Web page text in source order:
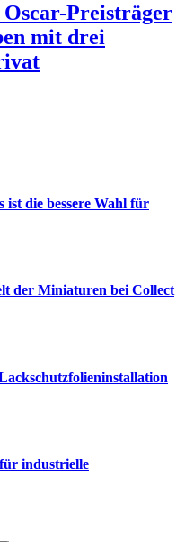
Preisträger
mit drei
ist die bessere Wahl für
der Miniaturen bei Collect
industrielle